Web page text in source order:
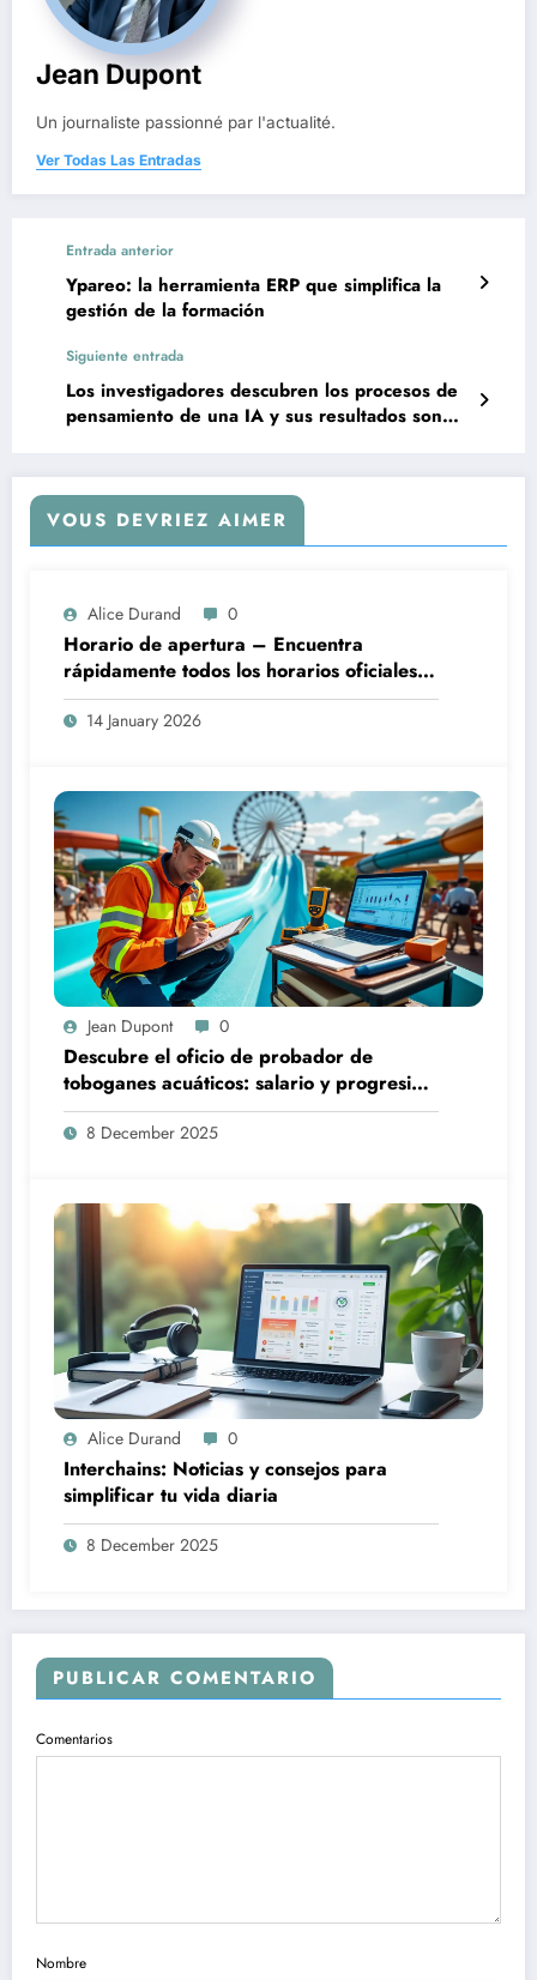
Jean Dupont
Un journaliste passionné par l'actualité.
Ver Todas Las Entradas
Entrada anterior
Ypareo: la herramienta ERP que simplifica la
gestión de la formación
Siguiente entrada
Los investigadores descubren los procesos de
pensamiento de una IA y sus resultados son
VOUS DEVRIEZ AIMER
Alice Durand 0
Horario de apertura – Encuentra
rápidamente todos los horarios oficiales
de apertura
14 January 2026
Jean Dupont 0
Descubre el oficio de probador de
toboganes acuáticos: salario y progresión
profesional
8 December 2025
Alice Durand 0
Interchains: Noticias y consejos para
simplificar tu vida diaria
8 December 2025
PUBLICAR COMENTARIO
Comentarios
Nombre